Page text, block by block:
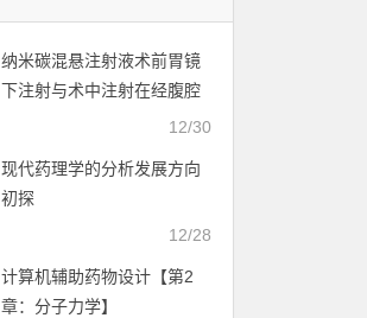
纳米碳混悬注射液术前胃镜
下注射与术中注射在经腹腔
镜D2胃癌根治术中的应用与
12/30
现代药理学的分析发展方向
初探
12/28
计算机辅助药物设计​【第2
章：分子力学】